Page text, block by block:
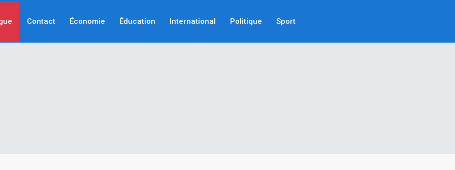
Contact Économie Éducation International Politique Sport